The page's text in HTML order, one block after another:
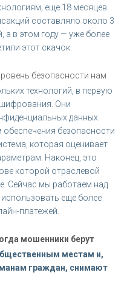
еще 18 месяцев
составляло около 3
а в этом году — уже более
этот скачок.
безопасности нам
технологий, в первую
шифрования. Они
данных.
безопасности
которая оценивает
Наконец, это
которой отраслевой
Сейчас мы работаем над
еще более
платежей.
мошенники берут
местам и,
граждан, снимают